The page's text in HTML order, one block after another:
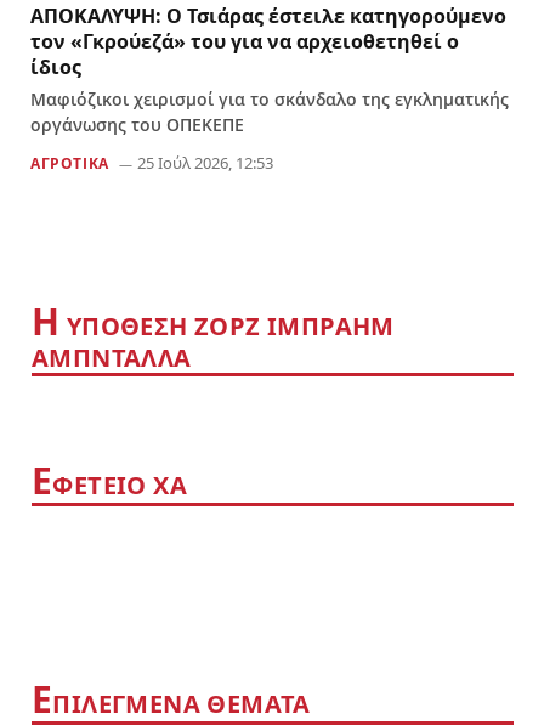
ΑΠΟΚΑΛΥΨΗ: Ο Τσιάρας έστειλε κατηγορούμενο
τον «Γκρούεζά» του για να αρχειοθετηθεί ο
ίδιος
Μαφιόζικοι χειρισμοί για το σκάνδαλο της εγκληματικής
οργάνωσης του ΟΠΕΚΕΠΕ
ΑΓΡΟΤΙΚΑ 25 Ιούλ 2026, 12:53
Η YΠΟΘΕΣΗ ΖΟΡΖ ΙΜΠΡΑΗΜ
ΑΜΠΝΤΑΛΛΑ
ΕΦΕΤΕΙΟ ΧΑ
ΕΠΙΛΕΓΜΕΝΑ ΘΕΜΑΤΑ